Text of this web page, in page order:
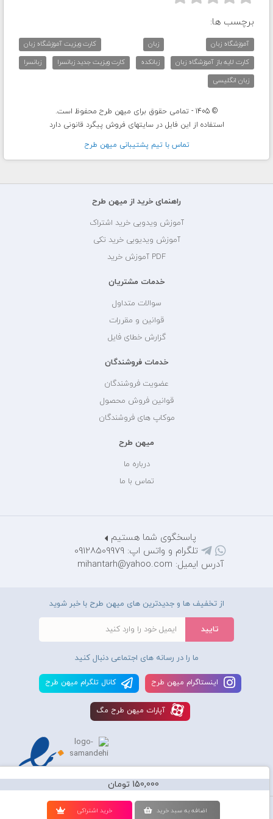
150,000 تومان
اضافه به سبد خريد خريد اشتراکی
برچسب ها:
آموزشگاه زبان زبان
کارت ویزیت آموزشگاه زبان
کارت لایه باز آموزشگاه زبان
زبانکده کارت ویزیت جدید زبانسرا
زبانسرا
زبان انگلیسی
© 1405 - تمامی حقوق برای میهن طرح محفوظ است.
استفاده از این فایل در سایتهای فروش پیگرد قانونی دارد
تماس با تيم پشتيبانی ميهن طرح
راهنمای خرید از میهن طرح
آموزش ویدویی خرید اشتراک
آموزش ویدیویی خرید تکی
PDF آموزش خرید
خدمات مشتریان
سوالات متداول
قوانین و مقررات
گزارش خطای فایل
خدمات فروشندگان
عضویت فروشندگان
قوانین فروش محصول
موکاپ های فروشندگان
میهن طرح
درباره ما
تماس با ما
پاسخگوی شما هستیم
تلگرام و واتس اپ: 09128509979
آدرس ایمیل: mihantarh@yahoo.com
از تخفیف ها و جدیدترین های میهن طرح با خبر شوید
ما را در رسانه های اجتماعی دنبال کنید
اينستاگرام ميهن طرح کانال تلگرام ميهن طرح
آپارات ميهن طرح مگ
استفاده از محصولات سايت میهن طرح برای مقاصد تجاری ممنوع و موجب پیگرد